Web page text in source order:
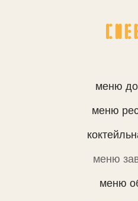
меню
меню
меню
меню